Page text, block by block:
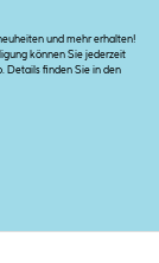
und mehr erhalten!
können Sie jederzeit
Details finden Sie in den